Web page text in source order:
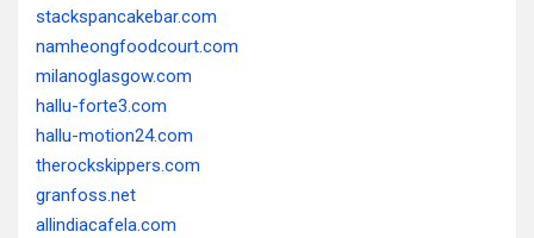
stackspancakebar.com
namheongfoodcourt.com
milanoglasgow.com
hallu-forte3.com
hallu-motion24.com
therockskippers.com
granfoss.net
allindiacafela.com